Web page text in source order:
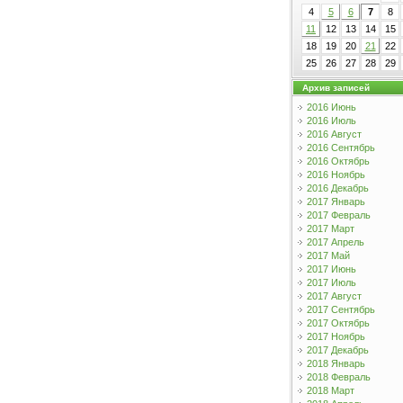
4
5 6 7 8
11
12 13 14 15
18
19 20 21 22
25
26 27 28 29
Архив записей
2016 Июнь
2016 Июль
2016 Август
2016 Сентябрь
2016 Октябрь
2016 Ноябрь
2016 Декабрь
2017 Январь
2017 Февраль
2017 Март
2017 Апрель
2017 Май
2017 Июнь
2017 Июль
2017 Август
2017 Сентябрь
2017 Октябрь
2017 Ноябрь
2017 Декабрь
2018 Январь
2018 Февраль
2018 Март